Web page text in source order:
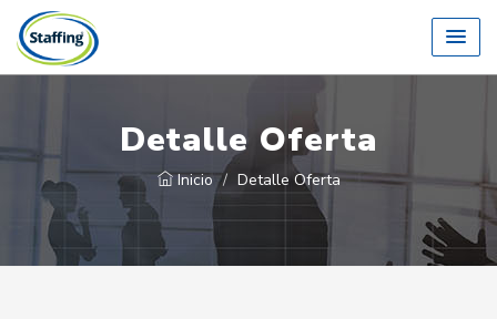
Detalle Oferta
Inicio Detalle Oferta